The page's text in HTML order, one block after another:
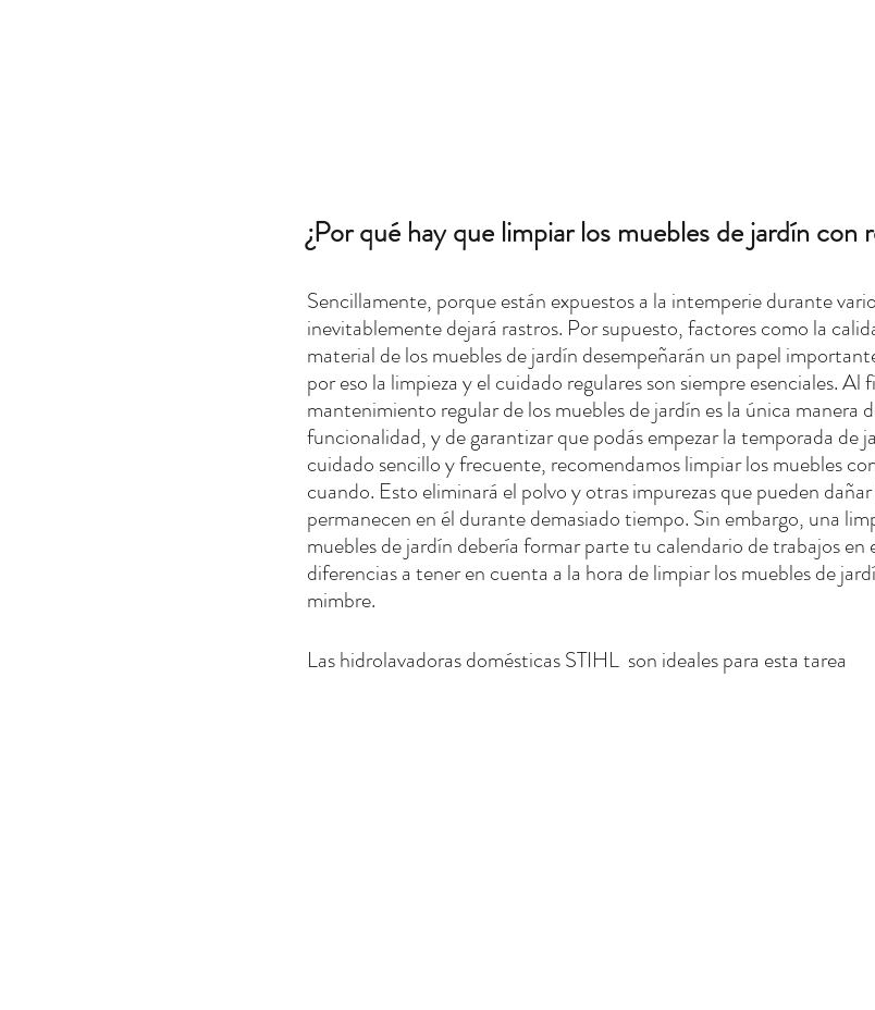
¿Por qué hay que limpiar los muebles de jardín con
Sencillamente, porque están expuestos a la intemperie durante
inevitablemente dejará rastros. Por supuesto, factores como la
material de los muebles de jardín desempeñarán un papel
por eso la limpieza y el cuidado regulares son siempre esenciales. Al
mantenimiento regular de los muebles de jardín es la única manera
funcionalidad, y de garantizar que podás empezar la temporada de
cuidado sencillo y frecuente, recomendamos limpiar los muebles
cuando. Esto eliminará el polvo y otras impurezas que pueden
permanecen en él durante demasiado tiempo. Sin embargo, una
muebles de jardín debería formar parte tu calendario de trabajos en
diferencias a tener en cuenta a la hora de limpiar los muebles de
mimbre.
Las hidrolavadoras domésticas STIHL  son ideales para esta tarea